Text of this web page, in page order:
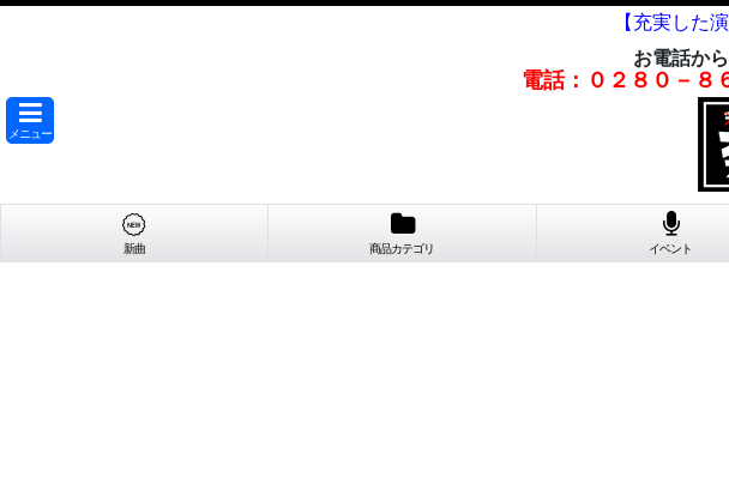
【充実した
お電話か
電話：０２８０－８
メニュー
新曲 商品カテゴリ イベント